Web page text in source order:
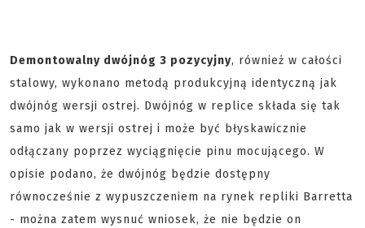
Demontowalny dwójnóg 3 pozycyjny, również w całości
stalowy, wykonano metodą produkcyjną identyczną jak
dwójnóg wersji ostrej. Dwójnóg w replice składa się tak
samo jak w wersji ostrej i może być błyskawicznie
odłączany poprzez wyciągnięcie pinu mocującego. W
opisie podano, że dwójnóg będzie dostępny
równocześnie z wypuszczeniem na rynek repliki Barretta
- można zatem wysnuć wniosek, że nie będzie on